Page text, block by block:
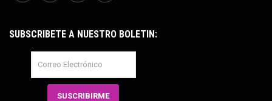
SUBSCRÍBETE A NUESTRO BOLETÍN: